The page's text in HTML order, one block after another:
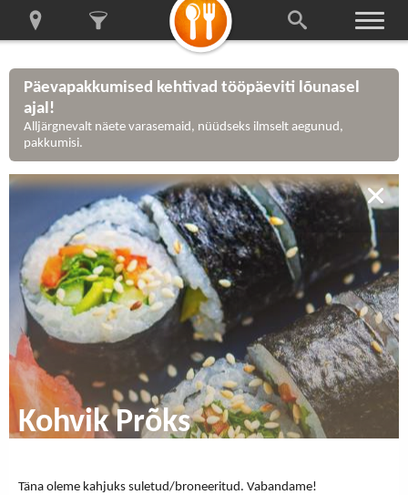
Päevapakkumised kehtivad tööpäeviti lõunasel
ajal!
Alljärgnevalt näete varasemaid, nüüdseks ilmselt aegunud,
pakkumisi.
Kohvik Prõks
Täna oleme kahjuks suletud/broneeritud. Vabandame!